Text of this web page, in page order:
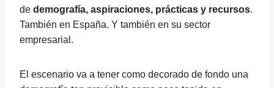
de demografía, aspiraciones, prácticas y recursos.
También en España. Y también en su sector
empresarial.
El escenario va a tener como decorado de fondo una